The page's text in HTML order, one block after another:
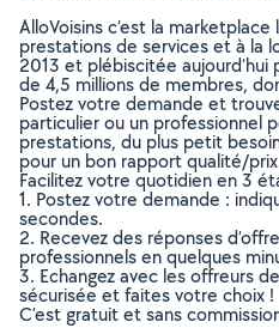
AlloVoisins c’est la
prestations de services et à la
2013 et plébiscitée
de 4,5 millions de membres,
Postez votre demande et
particulier ou un professionnel
prestations, du plus petit
pour un bon rapport qualité/
Facilitez votre quotidien en 3
1. Postez votre demande :
secondes.
2. Recevez des réponses
professionnels en quelques
3. Echangez avec les offreurs
sécurisée et faites votre choix !
C’est gratuit et sans